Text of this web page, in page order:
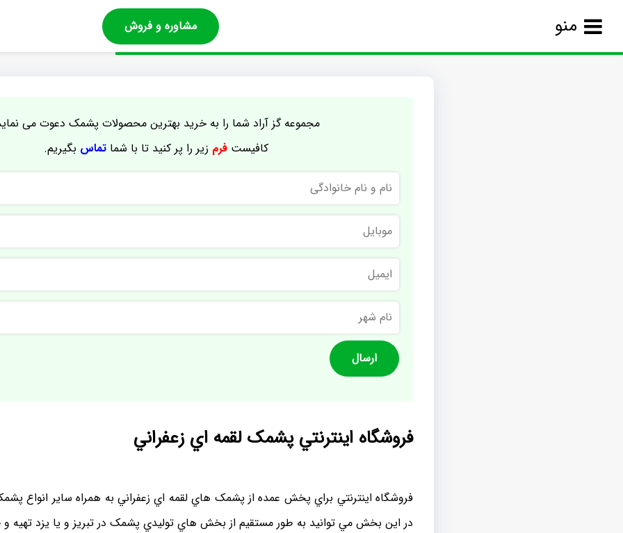
منو مشاوره و فروش
مجموعه گز آراد شما را به خرید بهترین محصولات پشمک دعوت می
کافیستفرم زیر را پر کنید تا با شماتماس بگیریم.
و
نام
خانوادگی
موبایل
ایمیل
نام
شهر
فروشگاه اينترنتي پشمک لقمه اي زعفراني
فروشگاه اينترنتي براي پخش عمده از پشمک هاي لقمه اي زعفراني به همراه ساير انواع
در اين بخش مي توانيد به طور مستقيم از بخش هاي توليدي پشمک در تبريز و يا يزد تهيه و